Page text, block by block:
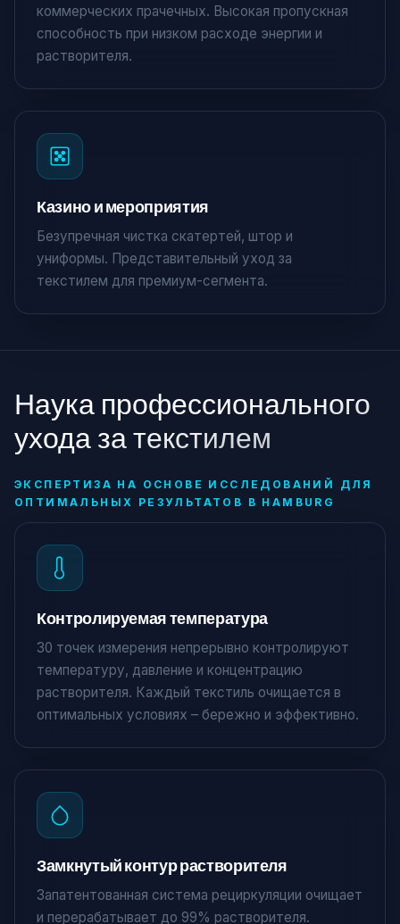
коммерческих прачечных. Высокая пропускная
способность при низком расходе энергии и
растворителя.
Казино и мероприятия
Безупречная чистка скатертей, штор и
униформы. Представительный уход за
текстилем для премиум-сегмента.
Наука профессионального
ухода за текстилем
ЭКСПЕРТИЗА НА ОСНОВЕ ИССЛЕДОВАНИЙ ДЛЯ
ОПТИМАЛЬНЫХ РЕЗУЛЬТАТОВ В HAMBURG
Контролируемая температура
30 точек измерения непрерывно контролируют
температуру, давление и концентрацию
растворителя. Каждый текстиль очищается в
оптимальных условиях – бережно и эффективно.
Замкнутый контур растворителя
Запатентованная система рециркуляции очищает
и перерабатывает до 99% растворителя.